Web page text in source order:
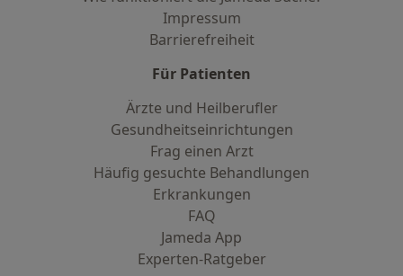
Impressum
Barrierefreiheit
Für Patienten
Ärzte und Heilberufler
Gesundheitseinrichtungen
Frag einen Arzt
Häufig gesuchte Behandlungen
Erkrankungen
FAQ
Jameda App
Experten-Ratgeber